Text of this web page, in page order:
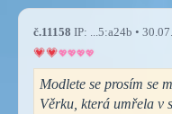
č.11158 IP: ...5:a24b •
Modlete se prosím se
Věrku, která umřela v